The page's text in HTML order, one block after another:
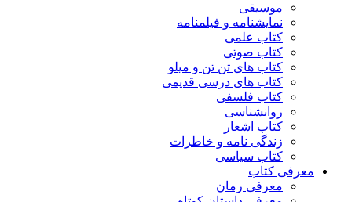
موسیقی
نمایشنامه و فیلمنامه
کتاب علمی
کتاب صوتی
کتاب های تن تن و میلو
کتاب های درسی قدیمی
کتاب فلسفی
روانشناسی
کتاب اشعار
زندگی نامه و خاطرات
کتاب سیاسی
معرفی کتاب
معرفی رمان